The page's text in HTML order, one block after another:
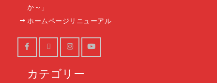
か～」
ホームページリニューアル
カテゴリー